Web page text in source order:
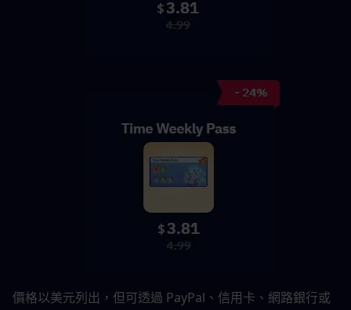
價格以美元列出，但可透過 PayPal、信用卡、網路銀行或